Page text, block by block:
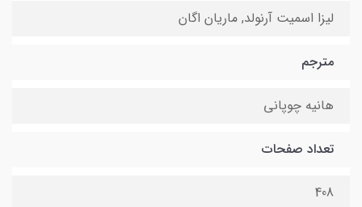
لیزا اسمیت آرنولد, ماریان اگان
مترجم
هانیه چوپانى
تعداد صفحات
408